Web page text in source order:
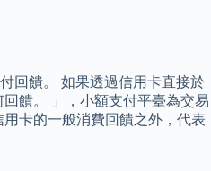
回饋。 如果透過信用卡直接於
饋。 」，小額支付平臺為交易
卡的一般消費回饋之外，代表